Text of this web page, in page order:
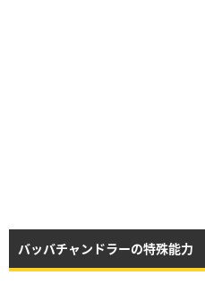
バッバチャンドラーの特殊能力